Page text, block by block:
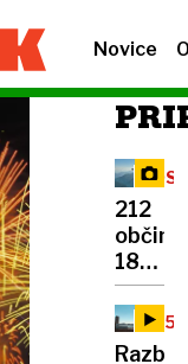
Novice
212
občin,
180
točk:
njun
25.